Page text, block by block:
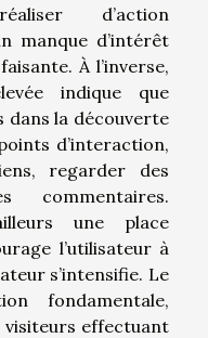
d’action
manque d’intérêt
À l’inverse,
indique que
dans la découverte
d’interaction,
regarder des
une place
l’utilisateur à
s’intensifie. Le
fondamentale,
effectuant